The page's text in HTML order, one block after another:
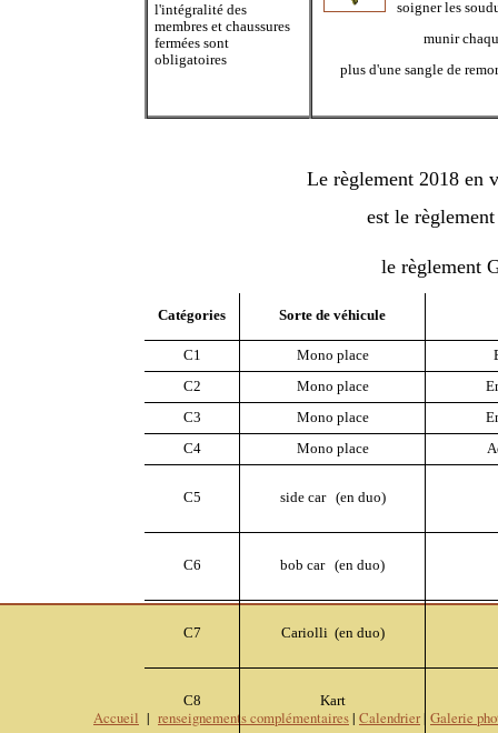
l'intégralité des
membres et chaussures
fermées sont
obligatoires
soigner les
munir
plus d'une sangle de
Le règlement 2018 en
est le
le règlement
Catégories Sorte de véhicule
C1 Mono place
C2
Mono place
C3
Mono place
C4
Mono place
C5 side car (en duo)
C6 bob car (en duo)
C7 Cariolli (en duo)
C8 Kart
Accueil | renseignements complémentaires| Calendrier| Galerie